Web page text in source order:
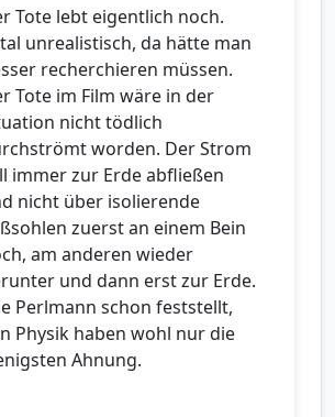
Tote lebt eigentlich noch.
unrealistisch, da hätte man
recherchieren müssen.
Tote im Film wäre in der
nicht tödlich
worden. Der Strom
immer zur Erde abfließen
nicht über isolierende
zuerst an einem Bein
am anderen wieder
und dann erst zur Erde.
Perlmann schon feststellt,
Physik haben wohl nur die
Ahnung.